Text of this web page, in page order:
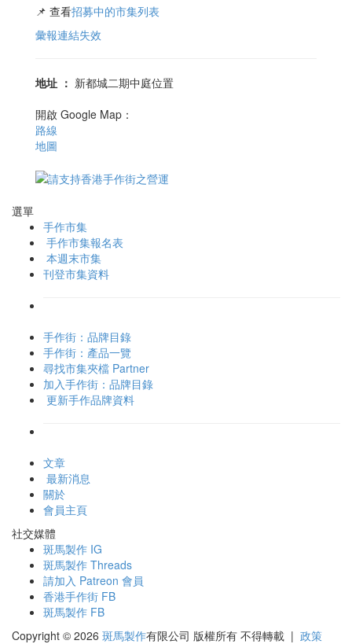
📌 查看招募中的市集列表
彙報連結失效
地址 ： 新都城二期中庭位置
開啟 Google Map：
路線
地圖
選單
手作市集
手作市集報名表
本週末市集
刊登市集資料
手作街：品牌目錄
手作街：產品一覽
尋找市集夾檔 Partner
加入手作街：品牌目錄
更新手作品牌資料
文章
最新消息
關於
會員主頁
社交媒體
斑馬製作 IG
斑馬製作 Threads
請加入 Patreon 會員
香港手作街 FB
斑馬製作 FB
Copyright © 2026 斑馬製作有限公司 版權所有 不得轉載 | 政策